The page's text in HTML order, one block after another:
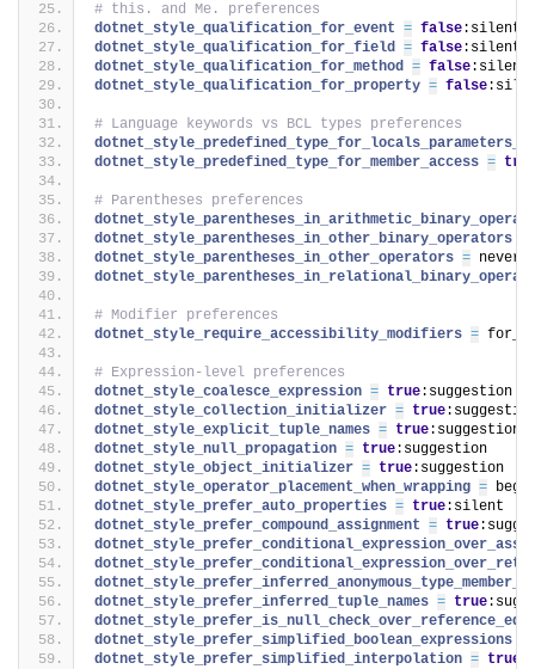
# this. and Me. preferences
dotnet_style_qualification_for_event = false:silent
dotnet_style_qualification_for_field = false:silent
dotnet_style_qualification_for_method = false:silent
dotnet_style_qualification_for_property = false
# Language keywords vs BCL types preferences
dotnet_style_predefined_type_for_member_access =
# Parentheses preferences
dotnet_style_parentheses_in_other_binary_operators
dotnet_style_parentheses_in_other_operators =
# Modifier preferences
dotnet_style_require_accessibility_modifiers =
# Expression-level preferences
dotnet_style_coalesce_expression = true:suggestion
dotnet_style_collection_initializer = true
dotnet_style_explicit_tuple_names = true:suggestion
dotnet_style_null_propagation = true:suggestion
dotnet_style_object_initializer = true:suggestion
dotnet_style_operator_placement_when_wrapping =
dotnet_style_prefer_auto_properties = true:silent
dotnet_style_prefer_compound_assignment = true
dotnet_style_prefer_inferred_tuple_names = true
dotnet_style_prefer_simplified_boolean_expressions
dotnet_style_prefer_simplified_interpolation = true